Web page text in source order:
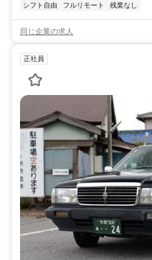
シフト自由 フルリモート 残業なし
同じ企業の求人
正社員